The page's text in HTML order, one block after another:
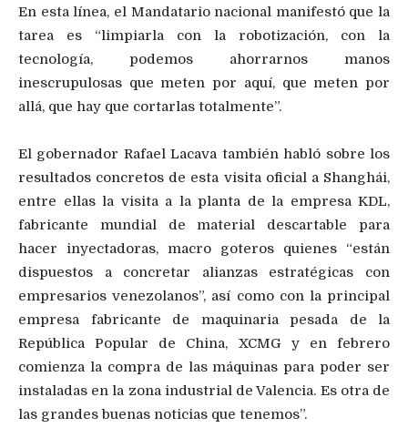
En esta línea, el Mandatario nacional manifestó que la
tarea es “limpiarla con la robotización, con la
tecnología, podemos ahorrarnos manos
inescrupulosas que meten por aquí, que meten por
allá, que hay que cortarlas totalmente”.
El gobernador Rafael Lacava también habló sobre los
resultados concretos de esta visita oficial a Shanghái,
entre ellas la visita a la planta de la empresa KDL,
fabricante mundial de material descartable para
hacer inyectadoras, macro goteros quienes “están
dispuestos a concretar alianzas estratégicas con
empresarios venezolanos”, así como con la principal
empresa fabricante de maquinaria pesada de la
República Popular de China, XCMG y en febrero
comienza la compra de las máquinas para poder ser
instaladas en la zona industrial de Valencia. Es otra de
las grandes buenas noticias que tenemos”.